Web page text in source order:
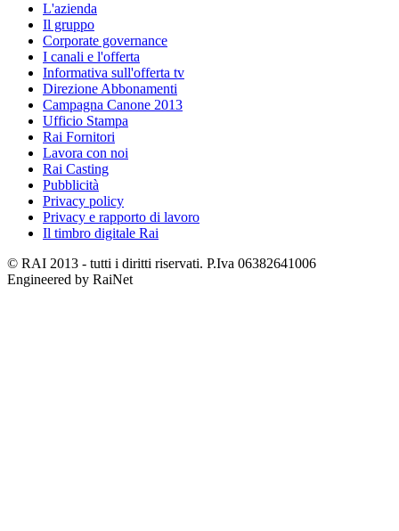
L'azienda
Il gruppo
Corporate governance
I canali e l'offerta
Informativa sull'offerta tv
Direzione Abbonamenti
Campagna Canone 2013
Ufficio Stampa
Rai Fornitori
Lavora con noi
Rai Casting
Pubblicità
Privacy policy
Privacy e rapporto di lavoro
Il timbro digitale Rai
© RAI 2013 - tutti i diritti riservati. P.Iva 06382641006
Engineered by RaiNet